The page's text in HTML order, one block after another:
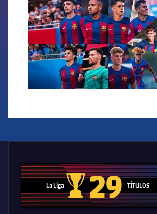
FCB Barcelona badge
La Liga
Trofeo de La Liga
29 TÍTULOS